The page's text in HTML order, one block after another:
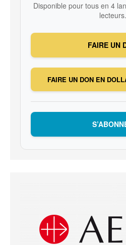
Disponible pour tous en 4
lecteurs.
FAIRE UN
FAIRE UN DON EN